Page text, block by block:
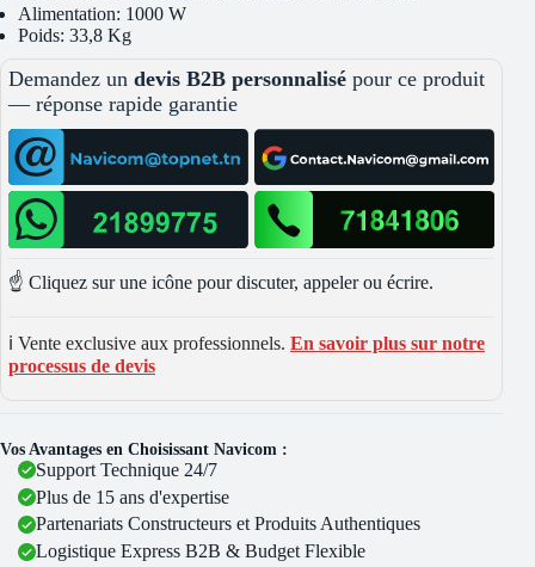
Alimentation: 1000 W
Poids: 33,8 Kg
Demandez un devis B2B personnalisé pour ce produit
— réponse rapide garantie
☝️ Cliquez sur une icône pour discuter, appeler ou écrire.
ℹ️ Vente exclusive aux professionnels. En savoir plus sur notre
processus de devis
Vos Avantages en Choisissant Navicom :
Support Technique 24/7
Plus de 15 ans d'expertise
Partenariats Constructeurs et Produits Authentiques
Logistique Express B2B & Budget Flexible